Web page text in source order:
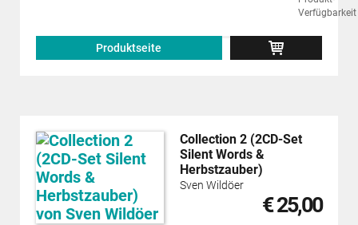
Produktseite
Collection 2 (2CD-Set
Silent Words &
Herbstzauber)
Sven Wildöer
€ 25,00